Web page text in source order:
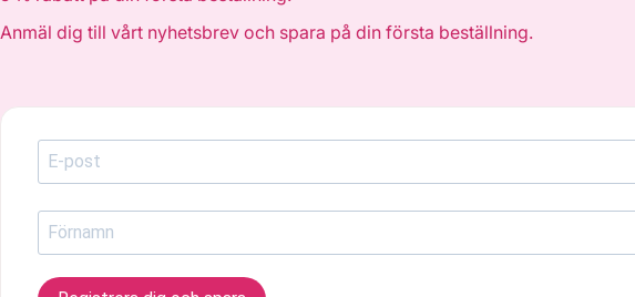
Anmäl dig till vårt nyhetsbrev och spara på din första beställning.